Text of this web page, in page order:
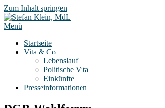
Zum Inhalt springen
Menü
Startseite
Vita & Co.
Lebenslauf
Politische Vita
Einkünfte
Presseinformationen